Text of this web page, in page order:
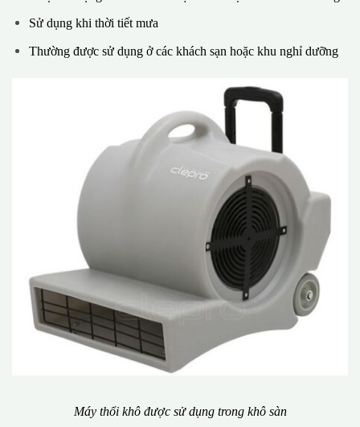
Sử dụng khi thời tiết mưa
Thường được sử dụng ở các khách sạn hoặc khu nghỉ dưỡng
Máy thổi khô được sử dụng trong khô sàn